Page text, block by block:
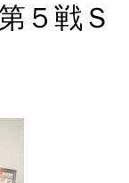
５戦Ｓ